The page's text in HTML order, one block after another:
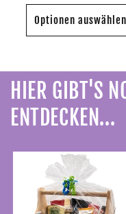
Optionen auswählen
HIER GIBT'S
ENTDECKEN...